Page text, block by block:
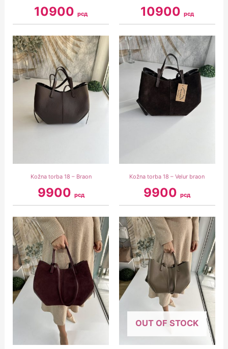
10900рсд 10900 рсд
Kožna torba 18 – Braon
9900 рсд
Kožna torba 18 – Velur braon
9900рсд
OUT OF STOCK